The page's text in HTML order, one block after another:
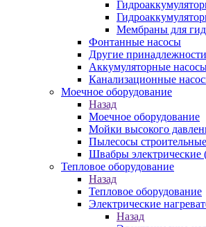
Мембраны для
Фонтанные насосы
Другие принадлежности
Аккумуляторные
Канализационные
Моечное оборудование
Назад
Моечное оборудование
Мойки высокого
Пылесосы строительные
Швабры электрические
Тепловое оборудование
Назад
Тепловое оборудование
Электрические
Назад